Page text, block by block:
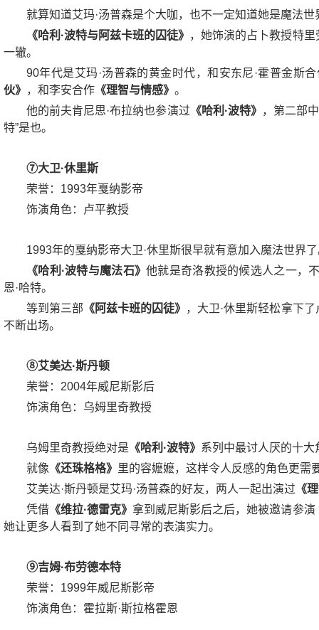
就算知道艾玛·汤普森是个大咖，也不一定知道她是魔法世
《哈利·波特与阿兹卡班的囚徒》 ，她饰演的占卜教授特
一辙。
90年代是艾玛·汤普森的黄金时代，和安东尼·霍普金斯合
伙》 ，和李安合作 《理智与情感》 。
他的前夫肯尼思·布拉纳也参演过 《哈利·波特》 ，第二部
特”是也。
⑦大卫·休里斯
荣誉：1993年戛纳影帝
饰演角色：卢平教授
1993年的戛纳影帝大卫·休里斯很早就有意加入魔法世界
《哈利·波特与魔法石》他就是奇洛教授的候选人之一，
恩·哈特。
等到第三部 《阿兹卡班的囚徒》 ，大卫·休里斯轻松拿下
不断出场。
⑧艾美达·斯丹顿
荣誉：2004年威尼斯影后
饰演角色：乌姆里奇教授
乌姆里奇教授绝对是 《哈利·波特》 系列中最讨人厌的十大
就像 《还珠格格》 里的容嬷嬷，这样令人反感的角色更需
艾美达·斯丹顿是艾玛·汤普森的好友，两人一起出演过 《
凭借 《维拉·德雷克》拿到威尼斯影后之后，她被邀请参演
她让更多人看到了她不同寻常的表演实力。
⑨吉姆·布劳德本特
荣誉：1999年威尼斯影帝
饰演角色：霍拉斯·斯拉格霍恩